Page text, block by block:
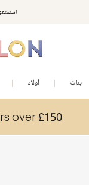
استمتعوا بخصم 10% على
مكافآت تشلدرن صالون |
بنات أولاد
over £150